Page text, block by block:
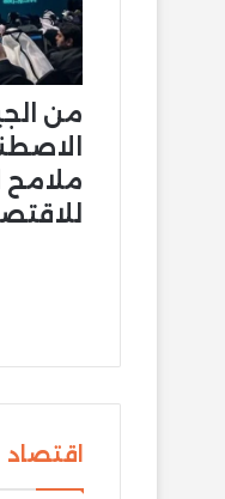
من
ملامح
اقتصاد